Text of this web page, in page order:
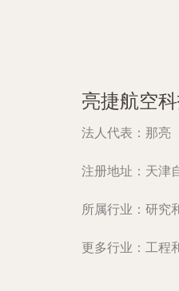
亮捷航空
法人代表： 那亮
注册地址： 天津
所属行业： 研究
更多行业： 工程